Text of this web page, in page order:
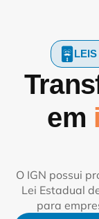
em
O IGN possui
Lei Estadual
para